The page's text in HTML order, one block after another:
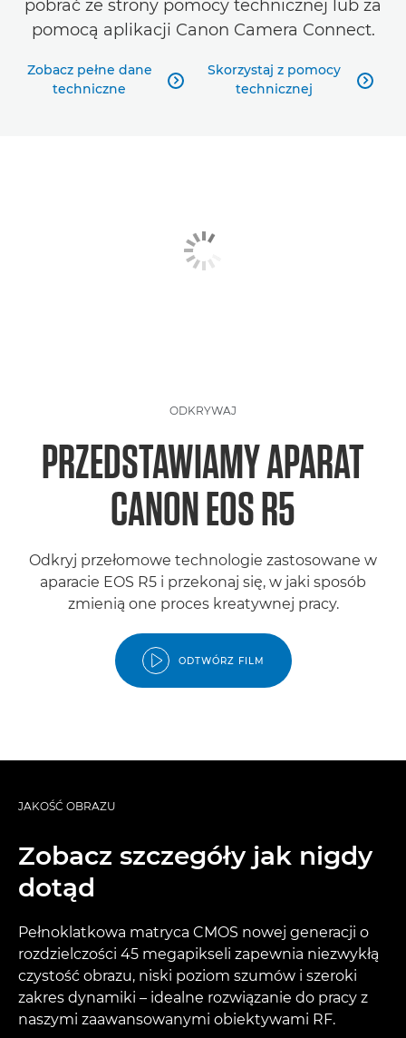
pobrać ze strony pomocy technicznej lub za
pomocą aplikacji Canon Camera Connect.
Zobacz pełne dane
techniczne

Skorzystaj z pomocy
technicznej

ODKRYWAJ
PRZEDSTAWIAMY APARAT
CANON EOS R5
Odkryj przełomowe technologie zastosowane w
aparacie EOS R5 i przekonaj się, w jaki sposób
zmienią one proces kreatywnej pracy.
ODTWÓRZ FILM
JAKOŚĆ OBRAZU
Zobacz szczegóły jak nigdy
dotąd
Pełnoklatkowa matryca CMOS nowej generacji o
rozdzielczości 45 megapikseli zapewnia niezwykłą
czystość obrazu, niski poziom szumów i szeroki
zakres dynamiki – idealne rozwiązanie do pracy z
naszymi zaawansowanymi obiektywami RF.